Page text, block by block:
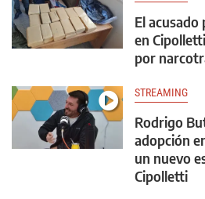
El
en
por
STREAMING
Rodrigo
adopción
un nuevo
Cipolletti